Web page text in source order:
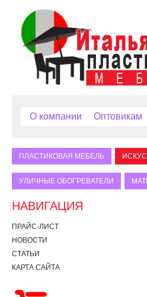
О компании Оптовикам
ПЛАСТИКОВАЯ МЕБЕЛЬ
УЛИЧНЫЕ ОБОГРЕВАТЕЛИ
НАВИГАЦИЯ
ПРАЙС-ЛИСТ
НОВОСТИ
СТАТЬИ
КАРТА САЙТА